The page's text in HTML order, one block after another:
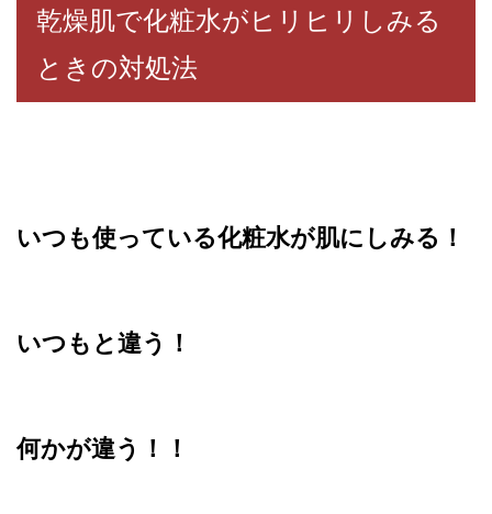
乾燥肌で化粧水がヒリヒリしみる
ときの対処法
いつも使っている化粧水が肌にしみる！
いつもと違う！
何かが違う！！